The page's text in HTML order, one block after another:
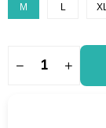
M L XL